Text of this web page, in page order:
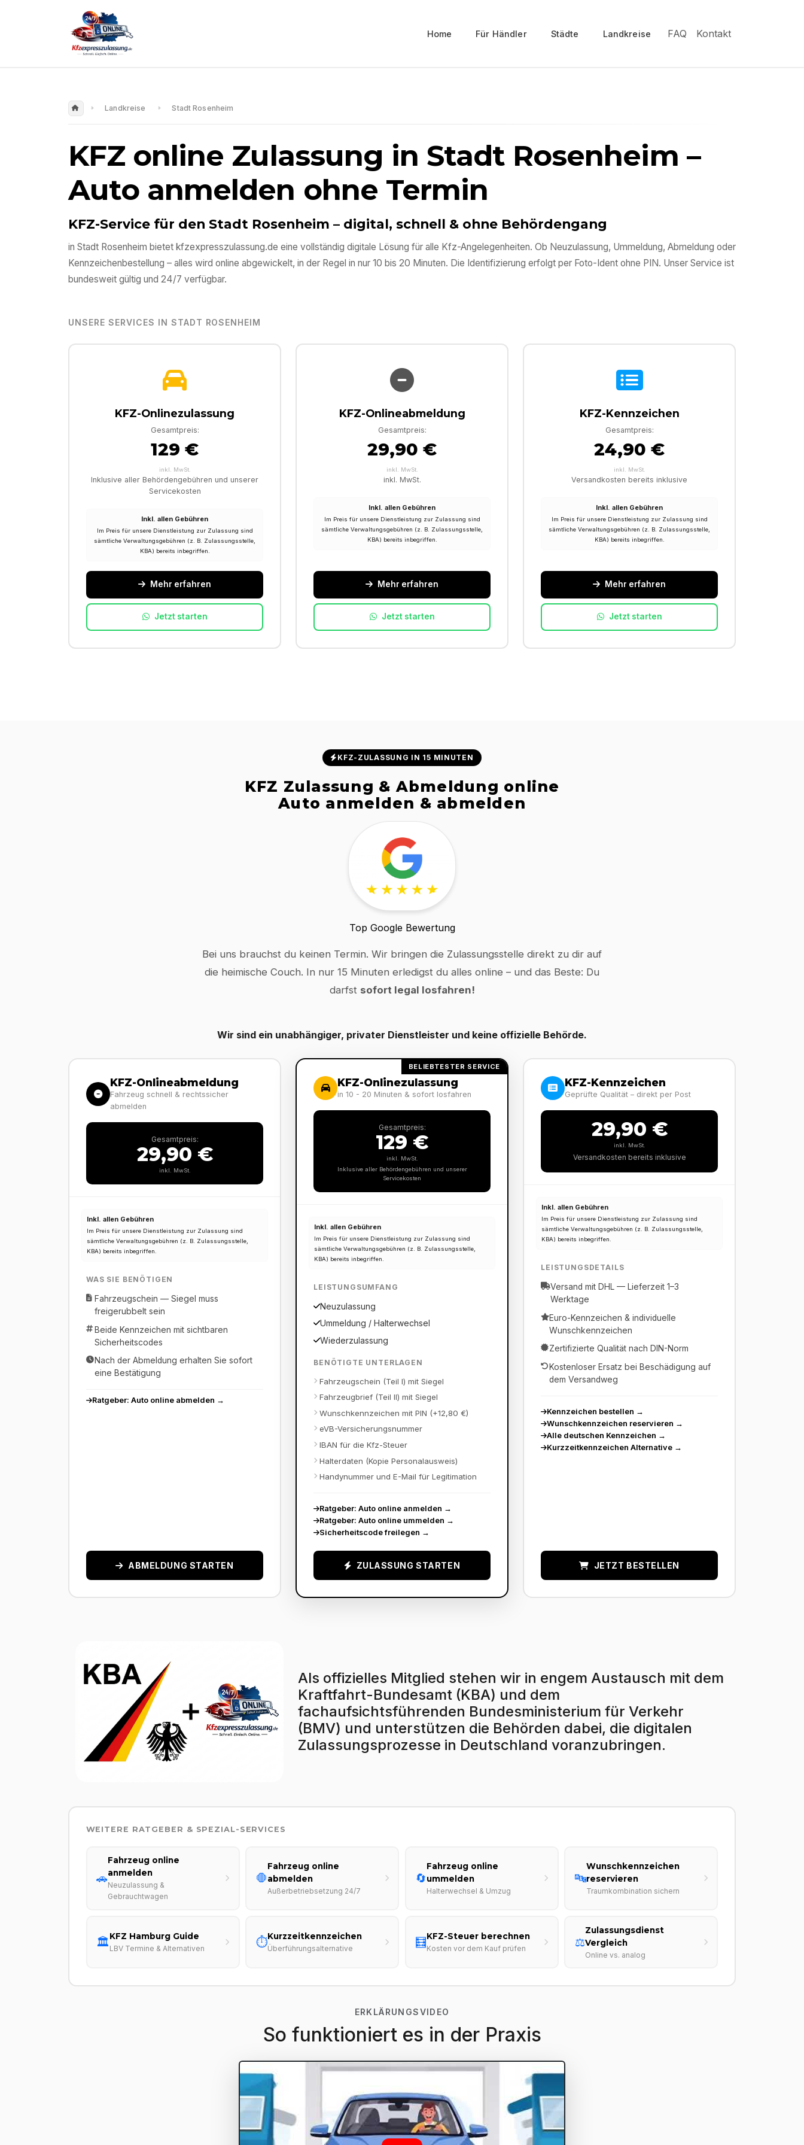
Home Für Händler Städte Landkreise FAQ Kontakt
Landkreise Stadt Rosenheim
KFZ online Zulassung in Stadt Rosenheim –
Auto anmelden ohne Termin
KFZ-Service für den Stadt Rosenheim – digital, schnell & ohne Behördengang
in Stadt Rosenheim bietet kfzexpresszulassung.de eine vollständig digitale Lösung für alle Kfz-Angelegenheiten. Ob Neuzulassung, Ummeldung, Abmeldung oder
Kennzeichenbestellung – alles wird online abgewickelt, in der Regel in nur 10 bis 20 Minuten. Die Identifizierung erfolgt per Foto-Ident ohne PIN. Unser Service ist
bundesweit gültig und 24/7 verfügbar.
UNSERE SERVICES IN STADT ROSENHEIM
KFZ-Onlinezulassung
Gesamtpreis:
129 €
inkl. MwSt.
Inklusive aller Behördengebühren und unserer
Servicekosten
Inkl. allen Gebühren
Im Preis für unsere Dienstleistung zur Zulassung sind
sämtliche Verwaltungsgebühren (z. B. Zulassungsstelle,
KBA) bereits inbegriffen.
Mehr erfahren
Jetzt starten
KFZ-Onlineabmeldung
Gesamtpreis:
29,90 €
inkl. MwSt.
inkl. MwSt.
Inkl. allen Gebühren
Im Preis für unsere Dienstleistung zur Zulassung sind
sämtliche Verwaltungsgebühren (z. B. Zulassungsstelle,
KBA) bereits inbegriffen.
Mehr erfahren
Jetzt starten
KFZ-Kennzeichen
Gesamtpreis:
24,90 €
inkl. MwSt.
Versandkosten bereits inklusive
Inkl. allen Gebühren
Im Preis für unsere Dienstleistung zur Zulassung sind
sämtliche Verwaltungsgebühren (z. B. Zulassungsstelle,
KBA) bereits inbegriffen.
Mehr erfahren
Jetzt starten
KFZ-ZULASSUNG IN 15 MINUTEN
KFZ Zulassung & Abmeldung online
Auto anmelden & abmelden
Top Google Bewertung
Bei uns brauchst du keinen Termin. Wir bringen die Zulassungsstelle direkt zu dir auf
die heimische Couch. In nur 15 Minuten erledigst du alles online – und das Beste: Du
darfst sofort legal losfahren!
Wir sind ein unabhängiger, privater Dienstleister und keine offizielle Behörde.
KFZ-Onlineabmeldung
Fahrzeug schnell & rechtssicher
abmelden
Gesamtpreis:
29,90 €
inkl. MwSt.
Inkl. allen Gebühren
Im Preis für unsere Dienstleistung zur Zulassung sind
sämtliche Verwaltungsgebühren (z. B. Zulassungsstelle,
KBA) bereits inbegriffen.
WAS SIE BENÖTIGEN
Fahrzeugschein — Siegel muss
freigerubbelt sein
Beide Kennzeichen mit sichtbaren
Sicherheitscodes
Nach der Abmeldung erhalten Sie sofort
eine Bestätigung
Ratgeber: Auto online abmelden →
ABMELDUNG STARTEN
BELIEBTESTER SERVICE
KFZ-Onlinezulassung
in 10 - 20 Minuten & sofort losfahren
Gesamtpreis:
129 €
inkl. MwSt.
Inklusive aller Behördengebühren und unserer
Servicekosten
Inkl. allen Gebühren
Im Preis für unsere Dienstleistung zur Zulassung sind
sämtliche Verwaltungsgebühren (z. B. Zulassungsstelle,
KBA) bereits inbegriffen.
LEISTUNGSUMFANG
Neuzulassung
Ummeldung / Halterwechsel
Wiederzulassung
BENÖTIGTE UNTERLAGEN
Fahrzeugschein (Teil I) mit Siegel
Fahrzeugbrief (Teil II) mit Siegel
Wunschkennzeichen mit PIN (+12,80 €)
eVB-Versicherungsnummer
IBAN für die Kfz-Steuer
Halterdaten (Kopie Personalausweis)
Handynummer und E-Mail für Legitimation
Ratgeber: Auto online anmelden →
Ratgeber: Auto online ummelden →
Sicherheitscode freilegen →
ZULASSUNG STARTEN
KFZ-Kennzeichen
Geprüfte Qualität – direkt per Post
29,90 €
inkl. MwSt.
Versandkosten bereits inklusive
Inkl. allen Gebühren
Im Preis für unsere Dienstleistung zur Zulassung sind
sämtliche Verwaltungsgebühren (z. B. Zulassungsstelle,
KBA) bereits inbegriffen.
LEISTUNGSDETAILS
Versand mit DHL — Lieferzeit 1–3
Werktage
Euro-Kennzeichen & individuelle
Wunschkennzeichen
Zertifizierte Qualität nach DIN-Norm
Kostenloser Ersatz bei Beschädigung auf
dem Versandweg
Kennzeichen bestellen →
Wunschkennzeichen reservieren →
Alle deutschen Kennzeichen →
Kurzzeitkennzeichen Alternative →
JETZT BESTELLEN
Als offizielles Mitglied stehen wir in engem Austausch mit dem
Kraftfahrt-Bundesamt (KBA) und dem
fachaufsichtsführenden Bundesministerium für Verkehr
(BMV) und unterstützen die Behörden dabei, die digitalen
Zulassungsprozesse in Deutschland voranzubringen.
WEITERE RATGEBER & SPEZIAL-SERVICES
🚗
Fahrzeug online
anmelden
Neuzulassung &
Gebrauchtwagen
🛑
Fahrzeug online
abmelden
Außerbetriebsetzung 24/7
🔄
Fahrzeug online
ummelden
Halterwechsel & Umzug
🔤
Wunschkennzeichen
reservieren
Traumkombination sichern
🏛️KFZ Hamburg Guide
LBV Termine & Alternativen ⏱️Kurzzeitkennzeichen
Überführungsalternative 🧮KFZ-Steuer berechnen
Kosten vor dem Kauf prüfen ⚖️
Zulassungsdienst
Vergleich
Online vs. analog
ERKLÄRUNGSVIDEO
So funktioniert es in der Praxis